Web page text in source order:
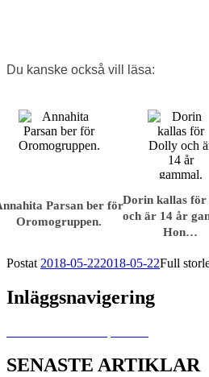
Du kanske också vill läsa:
Parsan ber för
Oromogruppen.
Dorin kallas
och är 14 år
Hon…
Postat 2018-05-222018-05-22Full
Inläggsnavigering
SENASTE ARTIKLAR